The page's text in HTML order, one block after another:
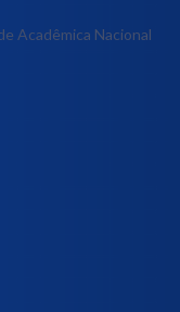
Acadêmica Nacional